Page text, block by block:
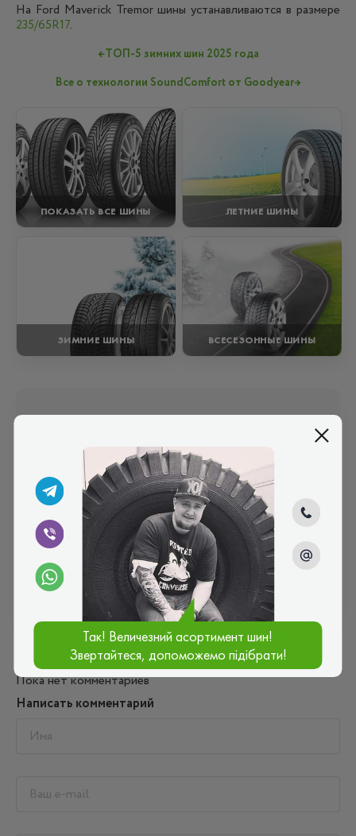
На Ford Maverick Tremor шины устанавливаются в размере
235/65R17.
←ТОП-5 зимних шин 2025 года
Все о технологии SoundComfort от Goodyear→
ПОКАЗАТЬ ВСЕ ШИНЫ ЛЕТНИЕ ШИНЫ
ЗИМНИЕ ШИНЫ ВСЕСЕЗОННЫЕ ШИНЫ
Все бренды
Goodyear Michelin Continental
Комментарии
Пока нет комментариев
Написать комментарий
Так! Величезний асортимент шин!
Звертайтеся, допоможемо підібрати!